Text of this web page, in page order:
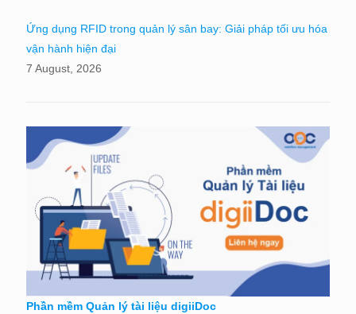
Ứng dụng RFID trong quản lý sân bay: Giải pháp tối ưu hóa
vận hành hiện đại
7 August, 2026
Phần mềm Quản lý tài liệu digiiDoc